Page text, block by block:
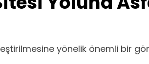
yönelik önemli bir